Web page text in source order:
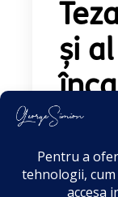
și
Stimate